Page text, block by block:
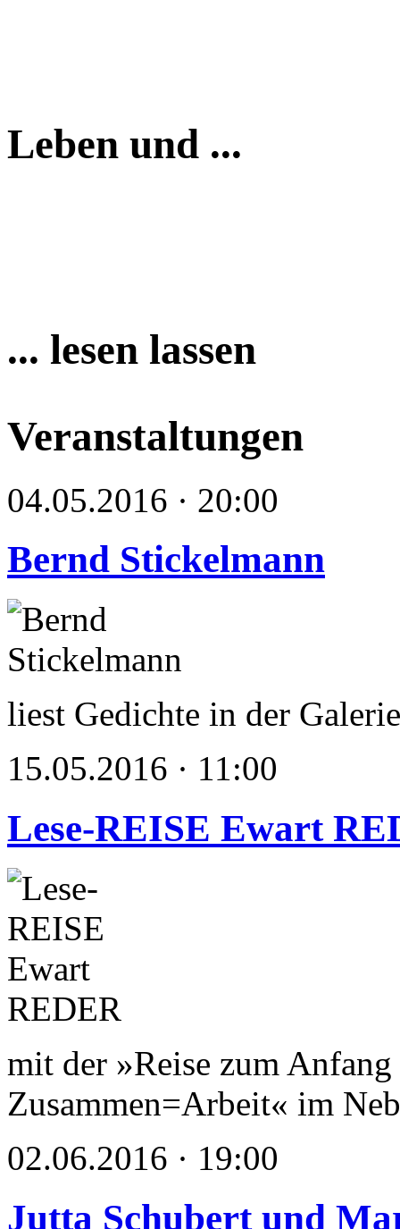
Leben und ...
... lesen lassen
Veranstaltungen
04.05.2016 · 20:00
Bernd Stickelmann
liest Gedichte in der
15.05.2016 · 11:00
Lese-REISE Ewart
mit der »Reise zum
Zusammen=Arbeit« im
02.06.2016 · 19:00
Jutta Schubert und